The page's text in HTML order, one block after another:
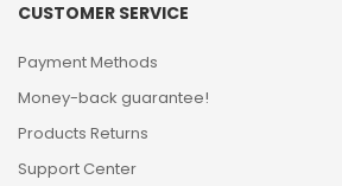
CUSTOMER SERVICE
Payment Methods
Money-back guarantee!
Products Returns
Support Center